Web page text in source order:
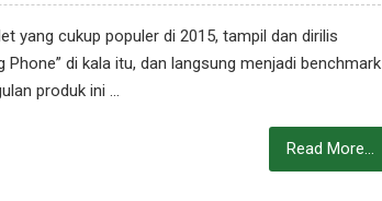
yang cukup populer di 2015, tampil dan dirilis
di kala itu, dan langsung menjadi benchmark
produk ini …
Read More...